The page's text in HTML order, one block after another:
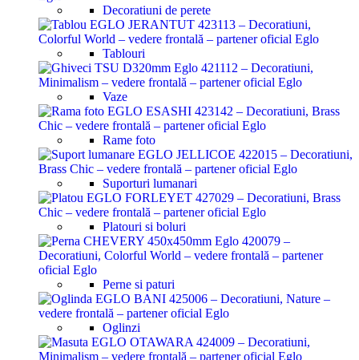
Decoratiuni de perete
Tablouri
Vaze
Rame foto
Suporturi lumanari
Platouri si boluri
Perne si paturi
Oglinzi